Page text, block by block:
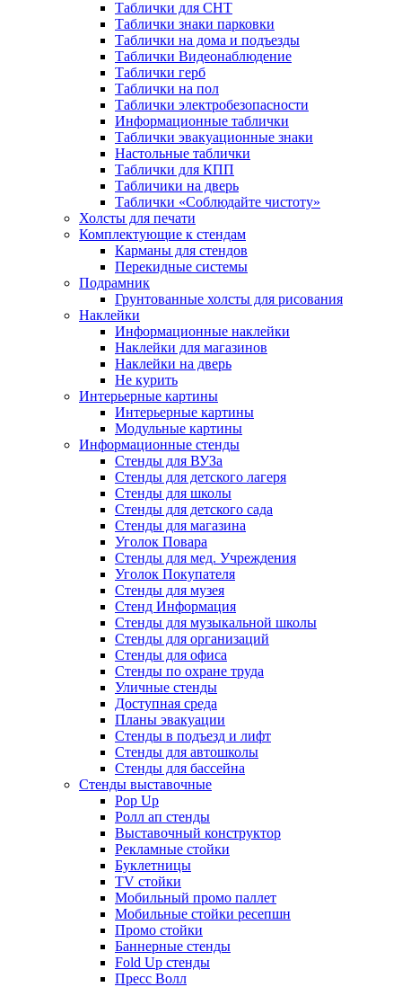
Таблички для СНТ
Таблички знаки парковки
Таблички на дома и подъезды
Таблички Видеонаблюдение
Таблички герб
Таблички на пол
Таблички электробезопасности
Информационные таблички
Таблички эвакуационные знаки
Настольные таблички
Таблички для КПП
Табличики на дверь
Таблички «Соблюдайте чистоту»
Холсты для печати
Комплектующие к стендам
Карманы для стендов
Перекидные системы
Подрамник
Грунтованные холсты для рисования
Наклейки
Информационные наклейки
Наклейки для магазинов
Наклейки на дверь
Не курить
Интерьерные картины
Интерьерные картины
Модульные картины
Информационные стенды
Стенды для ВУЗа
Стенды для детского лагеря
Стенды для школы
Стенды для детского сада
Стенды для магазина
Уголок Повара
Стенды для мед. Учреждения
Уголок Покупателя
Стенды для музея
Стенд Информация
Стенды для музыкальной школы
Стенды для организаций
Стенды для офиса
Стенды по охране труда
Уличные стенды
Доступная среда
Планы эвакуации
Стенды в подъезд и лифт
Стенды для автошколы
Стенды для бассейна
Стенды выставочные
Pop Up
Ролл ап стенды
Выставочный конструктор
Рекламные стойки
Буклетницы
TV стойки
Мобильный промо паллет
Мобильные стойки ресепшн
Промо стойки
Баннерные стенды
Fold Up стенды
Пресс Волл